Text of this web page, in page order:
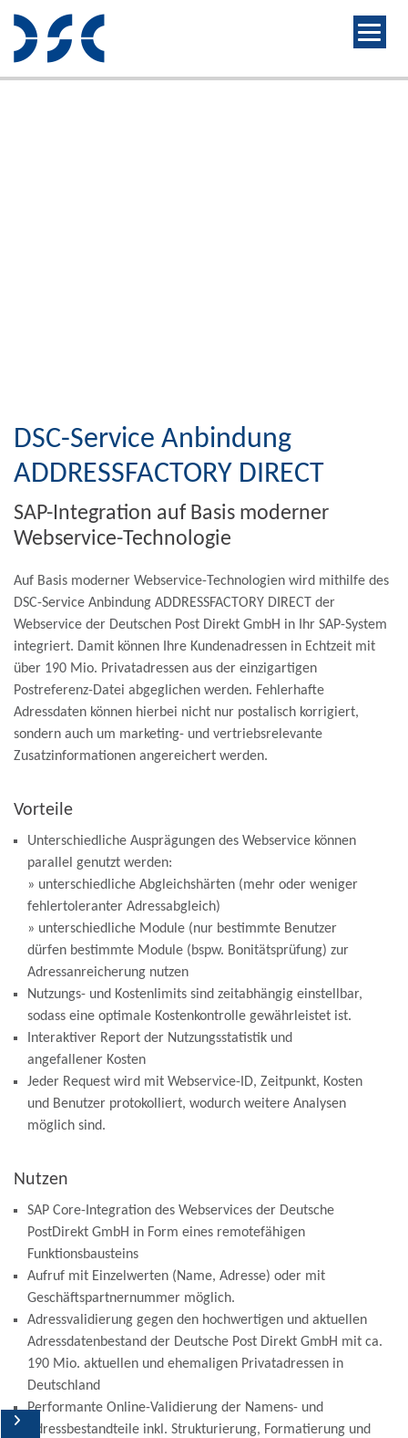
DSC-Service Anbindung
ADDRESSFACTORY DIRECT
SAP-Integration auf Basis moderner
Webservice-Technologie
Auf Basis moderner Webservice-Technologien wird mithilfe des
DSC-Service Anbindung ADDRESSFACTORY DIRECT der
Webservice der Deutschen Post Direkt GmbH in Ihr SAP-System
integriert. Damit können Ihre Kundenadressen in Echtzeit mit
über 190 Mio. Privatadressen aus der einzigartigen
Postreferenz-Datei abgeglichen werden. Fehlerhafte
Adressdaten können hierbei nicht nur postalisch korrigiert,
sondern auch um marketing- und vertriebsrelevante
Zusatzinformationen angereichert werden.
Vorteile
Unterschiedliche Ausprägungen des Webservice können
parallel genutzt werden:
» unterschiedliche Abgleichshärten (mehr oder weniger
fehlertoleranter Adressabgleich)
» unterschiedliche Module (nur bestimmte Benutzer
dürfen bestimmte Module (bspw. Bonitätsprüfung) zur
Adressanreicherung nutzen
Nutzungs- und Kostenlimits sind zeitabhängig einstellbar,
sodass eine optimale Kostenkontrolle gewährleistet ist.
Interaktiver Report der Nutzungsstatistik und
angefallener Kosten
Jeder Request wird mit Webservice-ID, Zeitpunkt, Kosten
und Benutzer protokolliert, wodurch weitere Analysen
möglich sind.
Nutzen
SAP Core-Integration des Webservices der Deutsche
PostDirekt GmbH in Form eines remotefähigen
Funktionsbausteins
Aufruf mit Einzelwerten (Name, Adresse) oder mit
Geschäftspartnernummer möglich.
Adressvalidierung gegen den hochwertigen und aktuellen
Adressdatenbestand der Deutsche Post Direkt GmbH mit ca.
190 Mio. aktuellen und ehemaligen Privatadressen in
Deutschland
Performante Online-Validierung der Namens- und
Adressbestandteile inkl. Strukturierung, Formatierung und
Stammdatenmanagement